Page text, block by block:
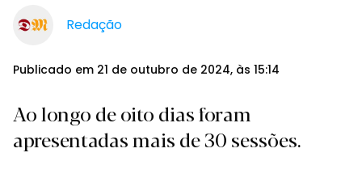
Redação
Publicado em 21 de outubro de 2024, às 15:14
Ao longo de oito dias foram
apresentadas mais de 30 sessões.